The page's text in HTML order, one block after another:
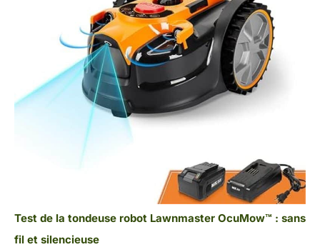
Test de la tondeuse robot Lawnmaster OcuMow™ : sans
fil et silencieuse